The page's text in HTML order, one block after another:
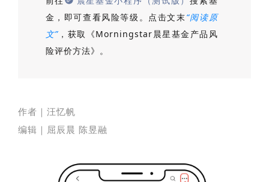
金，即可查看风险等级。点击文末“阅读原
文”，获取《Morningstar晨星基金产品风
险评价方法》。
作者｜汪忆帆
编辑｜屈辰晨 陈昱融